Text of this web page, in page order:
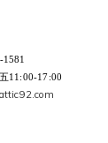
11:00-17:00